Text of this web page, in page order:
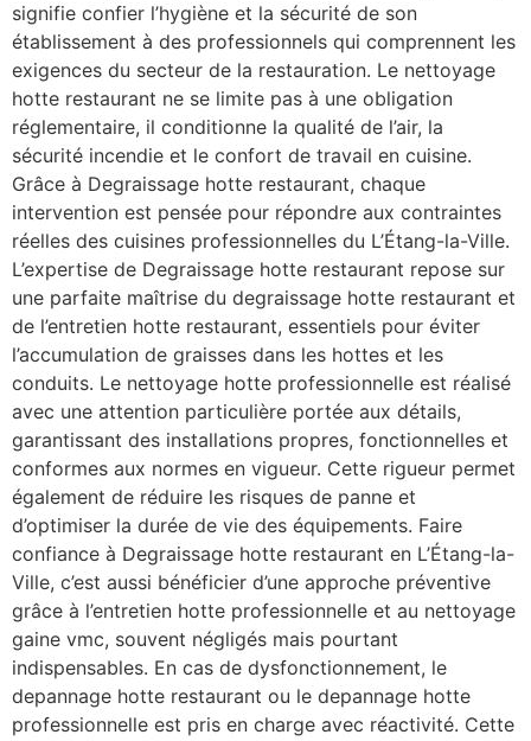
signifie confier l’hygiène et la sécurité de son
établissement à des professionnels qui comprennent les
exigences du secteur de la restauration. Le nettoyage
hotte restaurant ne se limite pas à une obligation
réglementaire, il conditionne la qualité de l’air, la
sécurité incendie et le confort de travail en cuisine.
Grâce à Degraissage hotte restaurant, chaque
intervention est pensée pour répondre aux contraintes
réelles des cuisines professionnelles du L’Étang-la-Ville.
L’expertise de Degraissage hotte restaurant repose sur
une parfaite maîtrise du degraissage hotte restaurant et
de l’entretien hotte restaurant, essentiels pour éviter
l’accumulation de graisses dans les hottes et les
conduits. Le nettoyage hotte professionnelle est réalisé
avec une attention particulière portée aux détails,
garantissant des installations propres, fonctionnelles et
conformes aux normes en vigueur. Cette rigueur permet
également de réduire les risques de panne et
d’optimiser la durée de vie des équipements. Faire
confiance à Degraissage hotte restaurant en L’Étang-la-
Ville, c’est aussi bénéficier d’une approche préventive
grâce à l’entretien hotte professionnelle et au nettoyage
gaine vmc, souvent négligés mais pourtant
indispensables. En cas de dysfonctionnement, le
depannage hotte restaurant ou le depannage hotte
professionnelle est pris en charge avec réactivité. Cette